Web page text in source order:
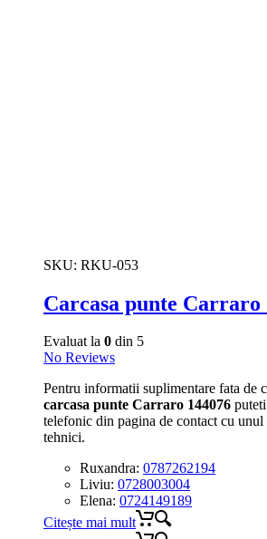
SKU: RKU-053
Carcasa punte Carraro
Evaluat la 0 din 5
No Reviews
Pentru informatii suplimentare fata de
carcasa punte Carraro 144076
telefonic din pagina de contact cu
tehnici.
Ruxandra: 0787262194
Liviu: 0728003004
Elena: 0724149189
Citește mai mult